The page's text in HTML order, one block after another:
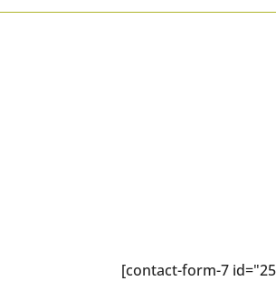
[contact-form-7